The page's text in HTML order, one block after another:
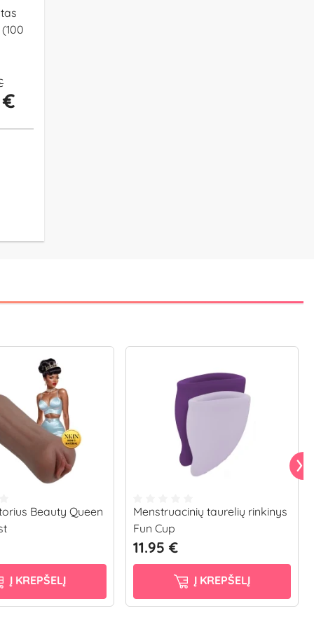
€
Beauty Queen
Į KREPŠELĮ
Menstruacinių taurelių rinkinys
Fun Cup
11.95 €
Į KREPŠELĮ